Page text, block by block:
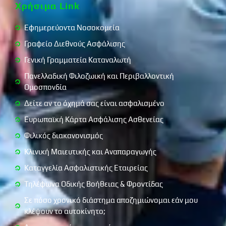
κείμενης νομοθεσίας σχετικά με την ασφαλιστική
διαμεσολάβηση ή
αντιβαίνουν στα χρηστά ή συναλλακτικά ήθη ή προσκρούουν στη
δημόσια τάξη. Σε κάθε περίπτωση προωθείται η διαδικασία
εξωδικαστικής επίλυσης των όποιων τυχόν διαφορών
προκύψουν.
Σημειώνουμε ότι λειτουργούν τα ακόλουθοι μηχανισμοί
εξωδικαστικής επίλυσης διαφορών: • Διεύθυνση Εποπτείας
Ιδιωτικής Ασφάλισης (ΔΕΙΑ) της Τράπεζας της Ελλάδος, • Ο
Συνήγορος του Καταναλωτή, • Διεύθυνση Προστασίας
Καταναλωτή της Γενικής Γραμματείας Καταναλωτή του
Υπουργείου Ανάπτυξης, • Οι Επιτροπές Φιλικού Διακανονισμού
Καταναλωτικών Διαφορών.
Επίσης, εάν ο χρήστης επιθυμεί να υποβάλλει ένα παράπονο που
αφορά σε ασφαλιστήριο συμβόλαιο που έχει αγοράσει
ηλεκτρονικά,
μπορεί να χρησιμοποιήσει την ηλεκτρονική πλατφόρμα Επίλυσης
Διαφορών της Ευρωπαϊκής Επιτροπής, την οποία μπορείτε να
βρείτε στην παρακάτω διεύθυνση:
http://ec.europa.eu/consumers/odr.
Χρήσιμα Link
Εφημερεύοντα Νοσοκομεία
Γραφείο Διεθνούς Ασφάλισης
Γενική Γραμματεία Καταναλωτή
Πανελλαδική Φιλοζωική και Περιβαλλοντική
Ομοσπονδία
Δείτε αν το όχημά σας είναι ασφαλισμένο
Ευρωπαϊκή Κάρτα Ασφάλισης Ασθενείας
Φιλικός διακανονισμός
Κλινική Μαιευτικής και Αναπαραγωγής
Καταγγελία Ασφαλιστικής Εταιρείας
Τηλέφωνα Οδικής Βοήθειας & Φροντίδας
Σε πόσο χρονικό διάστημα αποζημιώνομαι εάν μου
κλέψουν το αυτοκίνητο;